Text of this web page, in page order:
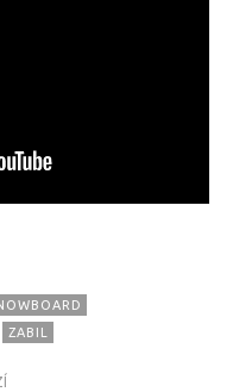
ZABIL